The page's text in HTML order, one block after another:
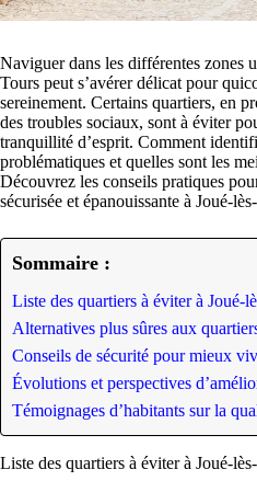
Naviguer dans les différentes zones
Tours peut s’avérer délicat pour
sereinement. Certains quartiers, en
des troubles sociaux, sont à éviter
tranquillité d’esprit. Comment
problématiques et quelles sont les
Découvrez les conseils pratiques
sécurisée et épanouissante à Joué-
Sommaire :
Liste des quartiers à éviter à Joué-
Alternatives plus sûres aux
Conseils de sécurité pour mieux
Évolutions et perspectives
Témoignages d’habitants sur la
Liste des quartiers à éviter à Joué-